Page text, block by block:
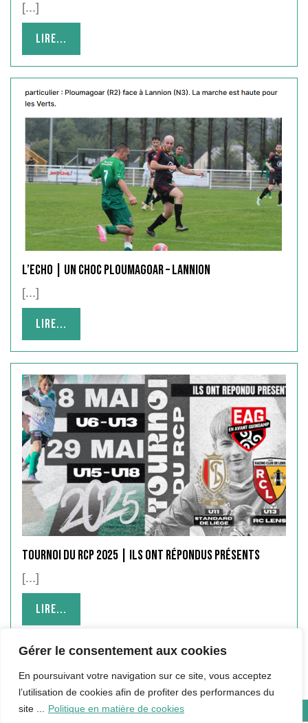
Gérer le consentement aux cookies
En poursuivant votre navigation sur ce site, vous acceptez
l’utilisation de cookies afin de profiter des performances du
site ...
Politique en matière de cookies
[...]
Lire...
L’Echo | Un choc Ploumagoar – Lannion
[...]
Lire...
Tournoi du RCP 2025 | Ils ont répondus présents
[...]
Lire...
Copyright © 2024 Hébergé par Qualité Informatique |